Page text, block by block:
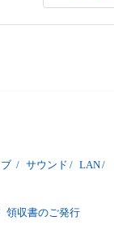
/ サウンド / LAN/
領収書のご発行